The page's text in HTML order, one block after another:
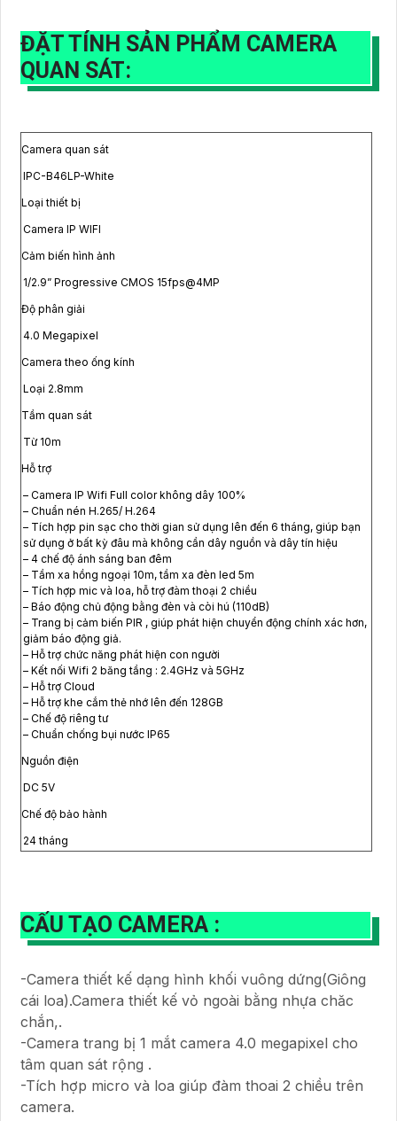
ĐẶT TÍNH SẢN PHẨM CAMERA
QUAN SÁT:
Camera quan sát
IPC-B46LP-White
Loại thiết bị
Camera IP WIFI
Cảm biến hình ảnh
1/2.9” Progressive CMOS 15fps@4MP
Độ phân giải
4.0 Megapixel
Camera theo ống kính
Loại 2.8mm
Tầm quan sát
Từ 10m
Hỗ trợ
– Camera IP Wifi Full color không dây 100%
– Chuẩn nén H.265/ H.264
– Tích hợp pin sạc cho thời gian sử dụng lên đến 6 tháng, giúp bạn
sử dụng ở bất kỳ đâu mà không cần dây nguồn và dây tín hiệu
– 4 chế độ ánh sáng ban đêm
– Tầm xa hồng ngoại 10m, tầm xa đèn led 5m
– Tích hợp mic và loa, hỗ trợ đàm thoại 2 chiều
– Báo động chủ động bằng đèn và còi hú (110dB)
– Trang bị cảm biến PIR , giúp phát hiện chuyển động chính xác hơn,
giảm báo động giả.
– Hỗ trợ chức năng phát hiện con người
– Kết nối Wifi 2 băng tầng : 2.4GHz và 5GHz
– Hỗ trợ Cloud
– Hỗ trợ khe cắm thẻ nhớ lên đến 128GB
– Chế độ riêng tư
– Chuẩn chống bụi nước IP65
Nguồn điện
DC 5V
Chế độ bảo hành
24 tháng
CẤU TẠO CAMERA :
-Camera thiết kế dạng hình khối vuông dứng(Giông
cái loa).Camera thiết kế vỏ ngoài bằng nhựa chăc
chắn,.
-Camera trang bị 1 mắt camera 4.0 megapixel cho
tâm quan sát rộng .
-Tích hợp micro và loa giúp đàm thoai 2 chiều trên
camera.